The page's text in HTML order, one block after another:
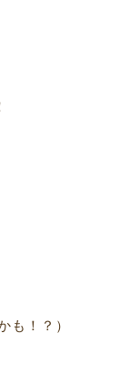
も！？）